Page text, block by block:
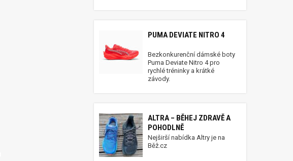
PUMA DEVIATE NITRO 4
Bezkonkurenční dámské boty
Puma Deviate Nitro 4 pro
rychlé tréninky a krátké
závody.
ALTRA – BĚHEJ ZDRAVĚ A
POHODLNĚ
Nejširší nabídka Altry je na
Běž.cz